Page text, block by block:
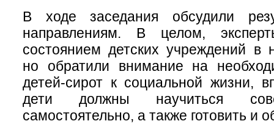
В ходе заседания обсудили
направлениям. В целом,
состоянием детских учреждений в
но обратили внимание на
детей-сирот к социальной жизни,
дети должны научиться
самостоятельно, а также готовить и